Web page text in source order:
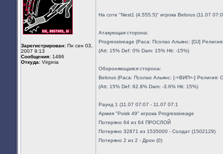
Зарегистрирован: Пн сен 03,
2007 9:13
Сообщения: 1486
Откуда: Virginia
На соте "Nest1 (4.555.5)" игрока Belorus (11.07
Атакующая сторона:
Progressiveage (Раса: Псолао Альянс: [DJ]
(Att: 15% Def: 0% Dam: 15% Hit: -15%)
Обороняющаяся сторона:
Belorus (Раса: Псолао Альянс: [-=ВИП=-] Религия:
(Att: 15% Def: 82.8% Dam: -3.6% Hit: 15%)
Раунд 1 (11.07 07:07 - 11.07 07:1
Армия "Poisk 49" игрока Progressiveage
Потеряно 64 из 64 ПРОСЛОЙ
Потеряно 32871 из 1535000 - Солдат (1502129)
Потеряно 2 из 2 - Дрон (0)